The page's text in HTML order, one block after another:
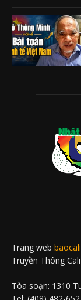
Trang web
Truyền Thông
Tòa soạn: 1310